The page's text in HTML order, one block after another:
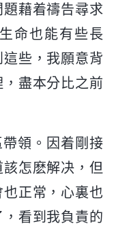
藉着禱告尋求
命也能有些長
些，我願意背
盡本分比之前
領。因着剛接
怎麽解决，但
正常，心裏也
看到我負責的